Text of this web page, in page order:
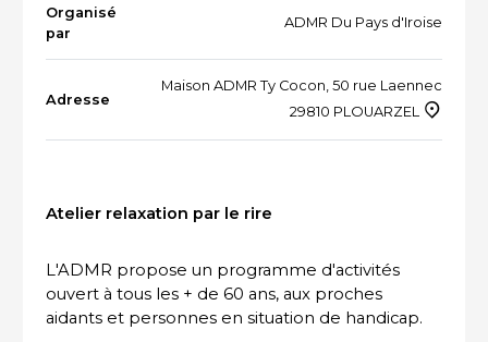
RESSOURCES
VOTRE SANTÉ ET CELLE DE VOTRE PROCHE
Organisé
par
ADMR Du Pays d'Iroise
Adresse
Maison ADMR Ty Cocon, 50 rue Laennec
29810 PLOUARZEL
Atelier relaxation par le rire
L'ADMR propose un programme d'activités
ouvert à tous les + de 60 ans, aux proches
aidants et personnes en situation de handicap.